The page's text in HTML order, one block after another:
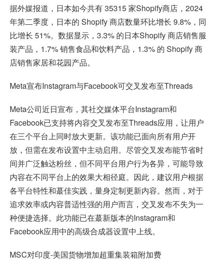
据外媒报道，日本如今共有 35315 家Shopify商店，2024
年第二季度，日本的 Shopify 商店数量环比增长 9.8%，同
比增长 51%。数据显示，3.3% 的日本Shopify 商店销售服
装产品，1.7% 销售食品和饮料产品，1.3% 的 Shopify 商
店销售家居和花园产品。
Meta宣布Instagram与Facebook可交叉发布至Threads
Meta公司近日宣布，其社交媒体平台Instagram和
Facebook已支持将内容交叉发布至Threads应用，让用户
在三个平台上同时放大更新。该功能已面向所有用户开
放，但需在发布设置中主动启用。尽管交叉发布能节省时
间并广泛触达粉丝，但不同平台用户行为各异，可能导致
内容在不同平台上的效果大相径庭。因此，建议用户根据
各平台特性和蕞佳实践，量身定制更新内容。然而，对于
追求效率或内容普适性强的用户而言，交叉发布不失为一
种便捷选择。此功能已在蕞新版本的Instagram和
Facebook应用中的高级合成器设置中上线。
MSC对印度-美国货物增加超重集装箱附加费